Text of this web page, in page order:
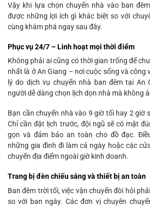
Vậy khi lựa chọn chuyển nhà vào ban
được những lợi ích gì khác biệt so với
cùng khám phá ngay sau đây.
Phục vụ 24/7 – Linh hoạt mọi thời điểm
Không phải ai cũng có thời gian trống để
nhất là ở An Giang – nơi cuộc sống và công
lý do dịch vụ chuyển nhà ban đêm tại An
người dễ dàng chọn lịch dọn nhà mà không
Bạn cần chuyển nhà vào 9 giờ tối hay 2 giờ
Chỉ cần đặt lịch trước, đội ngũ sẽ có mặt
gọn và đảm bảo an toàn cho đồ đạc.
những gia đình đi làm cả ngày hoặc các
chuyển địa điểm ngoài giờ kinh doanh.
Trang bị đèn chiếu sáng và thiết bị an toàn
Ban đêm trời tối, việc vận chuyển đòi hỏi
so với ban ngày. Các đơn vị chuyên